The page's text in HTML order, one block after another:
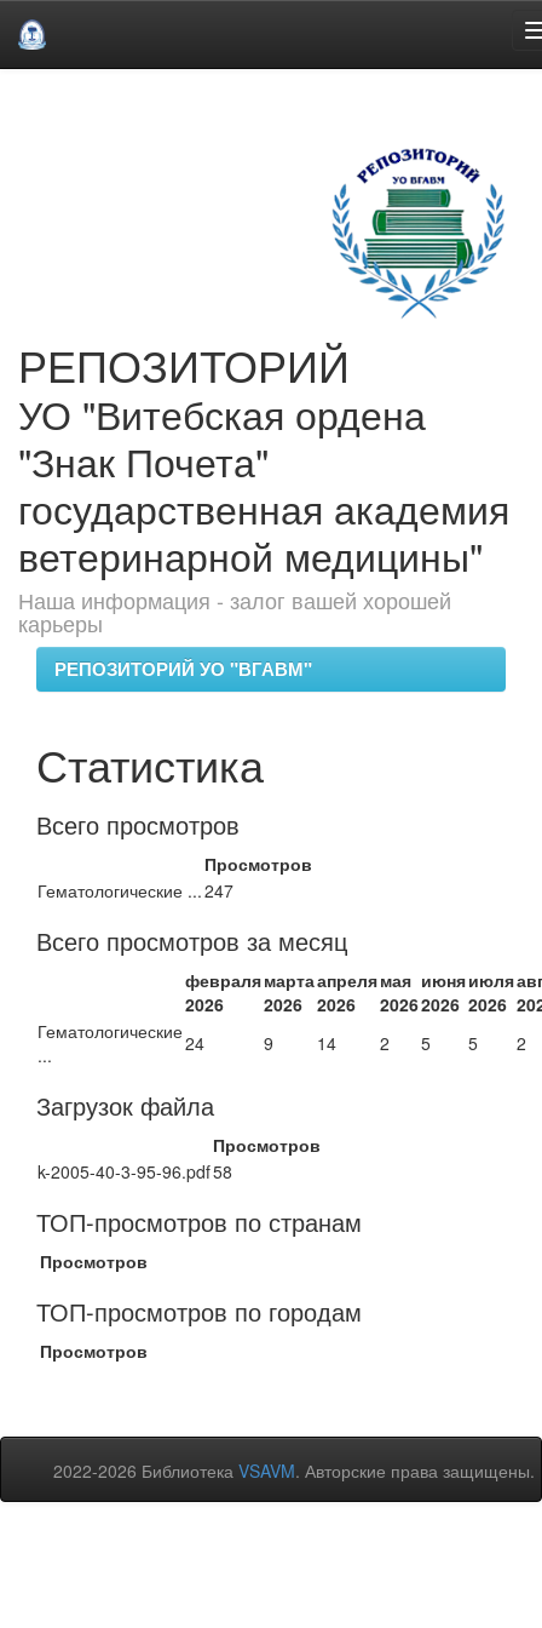
РЕПОЗИТОРИЙ
УО "Витебская ордена
"Знак Почета"
государственная академия
ветеринарной медицины"
Наша информация - залог вашей хорошей
карьеры
РЕПОЗИТОРИЙ УО "ВГАВМ"
Статистика
Всего просмотров
Просмотров
Гематологические ...247
Всего просмотров за месяц
февраля
2026
марта
2026
апреля
2026
мая
2026
июня
2026
июля
2026
Гематологические
...
24 9 14 2 5 5 2
Загрузок файла
Просмотров
k-2005-40-3-95-96.pdf58
ТОП-просмотров по странам
Просмотров
ТОП-просмотров по городам
Просмотров
2022-2026 Библиотека VSAVM. Авторские права защищены.